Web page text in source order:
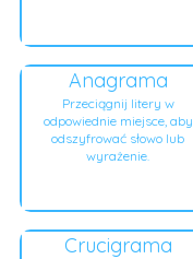
Anagrama
Przeciągnij litery w
odpowiednie miejsce, aby
odszyfrować słowo lub
wyrażenie.
Crucigrama